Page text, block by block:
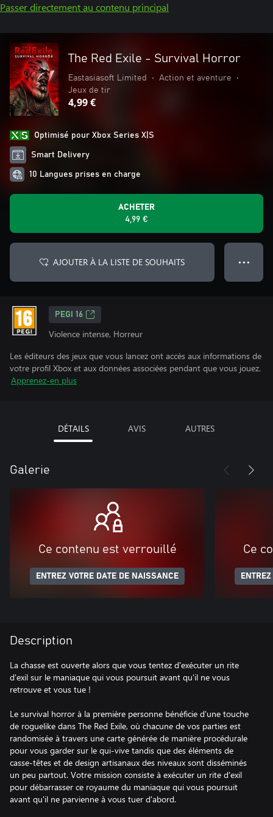
Passer directement au contenu principal
The Red Exile - Survival Horror
Eastasiasoft Limited • Action et aventure
•
Jeux de tir
4,99 €
Optimisé pour Xbox Series X|S
Smart Delivery
10 Langues prises en charge
ACHETER
4,99 €
AJOUTER À LA LISTE DE SOUHAITS ● ● ●
PEGI 16
Violence intense, Horreur
Les éditeurs des jeux que vous lancez ont accès aux informations de
votre profil Xbox et aux données associées pendant que vous jouez.
Apprenez-en plus
DÉTAILS AVIS AUTRES
Galerie
Ce contenu est verrouillé
ENTREZ VOTRE DATE DE NAISSANCE
Ce
Description
La chasse est ouverte alors que vous tentez d'exécuter un rite
d'exil sur le maniaque qui vous poursuit avant qu'il ne vous
retrouve et vous tue !
Le survival horror à la première personne bénéficie d'une touche
de roguelike dans The Red Exile, où chacune de vos parties est
randomisée à travers une carte générée de manière procédurale
pour vous garder sur le qui-vive tandis que des éléments de
casse-têtes et de design artisanaux des niveaux sont disséminés
un peu partout. Votre mission consiste à exécuter un rite d'exil
pour débarrasser ce royaume du maniaque qui vous poursuit
avant qu'il ne parvienne à vous tuer d'abord.